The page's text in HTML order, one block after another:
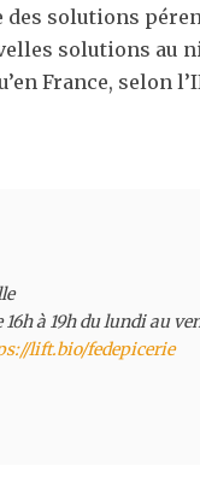
des solutions
solutions au
France, selon
16h à 19h du lundi au
lift.bio/fedepicerie